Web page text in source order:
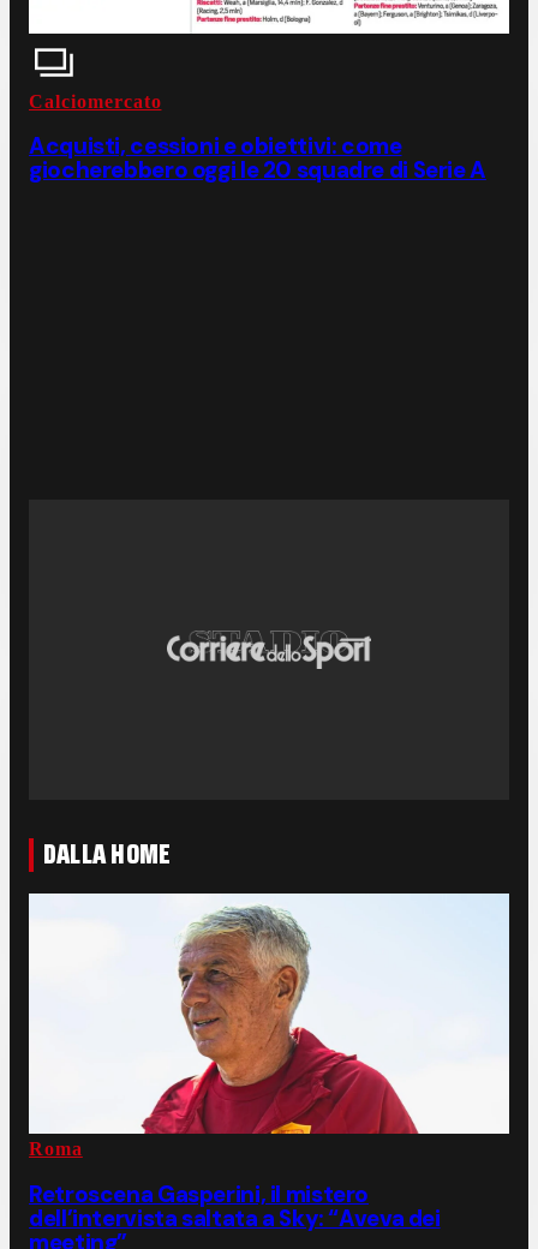
Calciomercato
Acquisti, cessioni e obiettivi: come
giocherebbero oggi le 20 squadre di Serie A
DALLA HOME
Roma
Retroscena Gasperini, il mistero
dell’intervista saltata a Sky: “Aveva dei
meeting”